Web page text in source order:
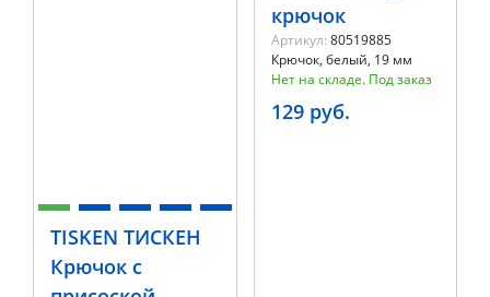
TISKEN ТИСКЕН
Крючок с
крючок
Артикул: 80519885
Крючок, белый, 19 мм
Нет на складе. Под заказ
129 руб.